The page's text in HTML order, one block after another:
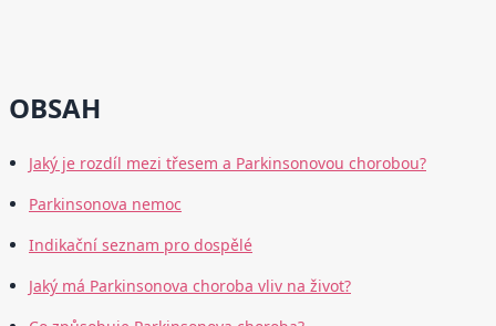
OBSAH
Jaký je rozdíl mezi třesem a Parkinsonovou chorobou?
Parkinsonova nemoc
Indikační seznam pro dospělé
Jaký má Parkinsonova choroba vliv na život?